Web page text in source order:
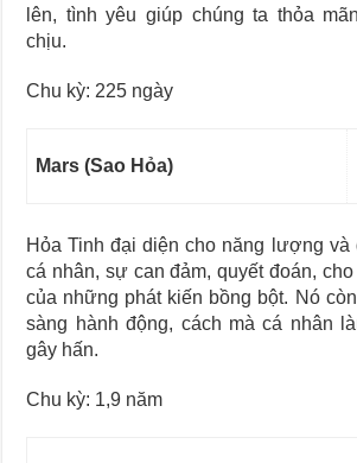
lên, tình yêu giúp chúng ta thỏa
chịu.
Chu kỳ: 225 ngày
Mars (Sao Hỏa)
Hỏa Tinh đại diện cho năng lượng và
cá nhân, sự can đảm, quyết đoán,
của những phát kiến bồng bột. Nó
sàng hành động, cách mà cá nhân
gây hấn.
Chu kỳ: 1,9 năm